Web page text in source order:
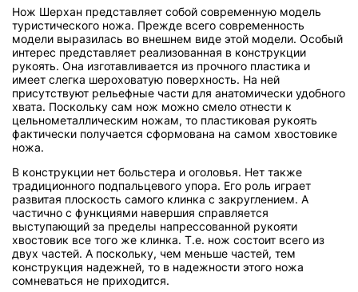
Нож Шерхан представляет собой современную модель
туристического ножа. Прежде всего современность
модели выразилась во внешнем виде этой модели. Особый
интерес представляет реализованная в конструкции
рукоять. Она изготавливается из прочного пластика и
имеет слегка шероховатую поверхность. На ней
присутствуют рельефные части для анатомически удобного
хвата. Поскольку сам нож можно смело отнести к
цельнометаллическим ножам, то пластиковая рукоять
фактически получается сформована на самом хвостовике
ножа.
В конструкции нет больстера и оголовья. Нет также
традиционного подпальцевого упора. Его роль играет
развитая плоскость самого клинка с закруглением. А
частично с функциями навершия справляется
выступающий за пределы напрессованной рукояти
хвостовик все того же клинка. Т.е. нож состоит всего из
двух частей. А поскольку, чем меньше частей, тем
конструкция надежней, то в надежности этого ножа
сомневаться не приходится.